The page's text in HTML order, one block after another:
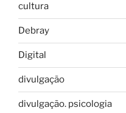
cultura
Debray
Digital
divulgação
divulgação. psicologia